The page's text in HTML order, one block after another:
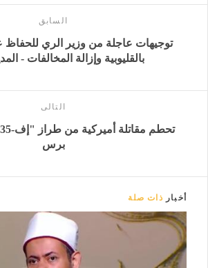
السابق
توجيهات عاجلة من وزير الري
بالقليوبية وإزالة المخالفات -
التالى
برس
أخبار ذات صلة